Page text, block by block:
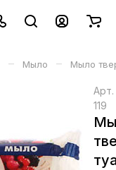
– Мыло – Мыло
Арт.
119